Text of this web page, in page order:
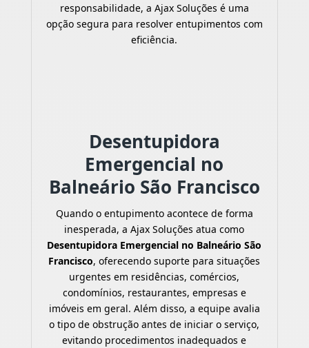
responsabilidade, a Ajax Soluções é uma
opção segura para resolver entupimentos com
eficiência.
Desentupidora
Emergencial no
Balneário São Francisco
Quando o entupimento acontece de forma
inesperada, a Ajax Soluções atua como
Desentupidora Emergencial no Balneário São
Francisco, oferecendo suporte para situações
urgentes em residências, comércios,
condomínios, restaurantes, empresas e
imóveis em geral. Além disso, a equipe avalia
o tipo de obstrução antes de iniciar o serviço,
evitando procedimentos inadequados e